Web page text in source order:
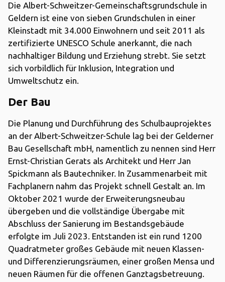
Die Albert-Schweitzer-Gemeinschaftsgrundschule in
Geldern ist eine von sieben Grundschulen in einer
Kleinstadt mit 34.000 Einwohnern und seit 2011 als
zertifizierte UNESCO Schule anerkannt, die nach
nachhaltiger Bildung und Erziehung strebt. Sie setzt
sich vorbildlich für Inklusion, Integration und
Umweltschutz ein.
Der Bau
Die Planung und Durchführung des Schulbauprojektes
an der Albert-Schweitzer-Schule lag bei der Gelderner
Bau Gesellschaft mbH, namentlich zu nennen sind Herr
Ernst-Christian Gerats als Architekt und Herr Jan
Spickmann als Bautechniker. In Zusammenarbeit mit
Fachplanern nahm das Projekt schnell Gestalt an. Im
Oktober 2021 wurde der Erweiterungsneubau
übergeben und die vollständige Übergabe mit
Abschluss der Sanierung im Bestandsgebäude
erfolgte im Juli 2023. Entstanden ist ein rund 1200
Quadratmeter großes Gebäude mit neuen Klassen-
und Differenzierungsräumen, einer großen Mensa und
neuen Räumen für die offenen Ganztagsbetreuung.